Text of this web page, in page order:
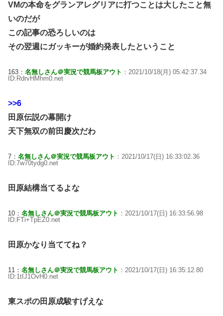
VMの本命をグランアレグリアに打つことは大したこと無
いのだが
この記事の恐ろしいのは
その翌週にガッキーが婚約発表したということ
163： 名無しさん＠実況で競馬板アウト ：2021/10/18(月) 05:42:37.34
ID:RdrvHMhm0.net
>>6
田原伝説の幕開け
天下無双の前田慶次だわ
7： 名無しさん＠実況で競馬板アウト ：2021/10/17(日) 16:33:02.36
ID:7w70tydg0.net
田原結構当てるよな
10： 名無しさん＠実況で競馬板アウト ：2021/10/17(日) 16:33:56.98
ID:FTi+TpEZ0.net
田原かなり当ててね？
11： 名無しさん＠実況で競馬板アウト ：2021/10/17(日) 16:35:12.80
ID:1tIJ1OvH0.net
東スポの田原成駿すげえな